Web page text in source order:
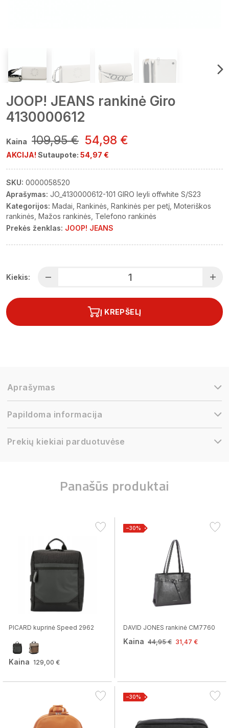
JOOP! JEANS rankinė Giro
4130000612
Kaina 109,95 € 54,98 €
AKCIJA! Sutaupote: 54,97 €
SKU: 0000058520
Aprašymas: JO_4130000612-101 GIRO leyli offwhite S/S23
Kategorijos: Madai Rankinės Rankinės per petį Moteriškos
rankinės Mažos rankinės Telefono rankinės
Prekės ženklas: JOOP! JEANS
Kiekis:
Į KREPŠELĮ
Aprašymas
Papildoma informacija
Prekių kiekiai parduotuvėse
Panašūs produktai
PICARD kuprinė Speed 2962
Kaina 129,00 €
−30%
DAVID JONES rankinė CM7760
Kaina 44,95 € 31,47 €
−30%